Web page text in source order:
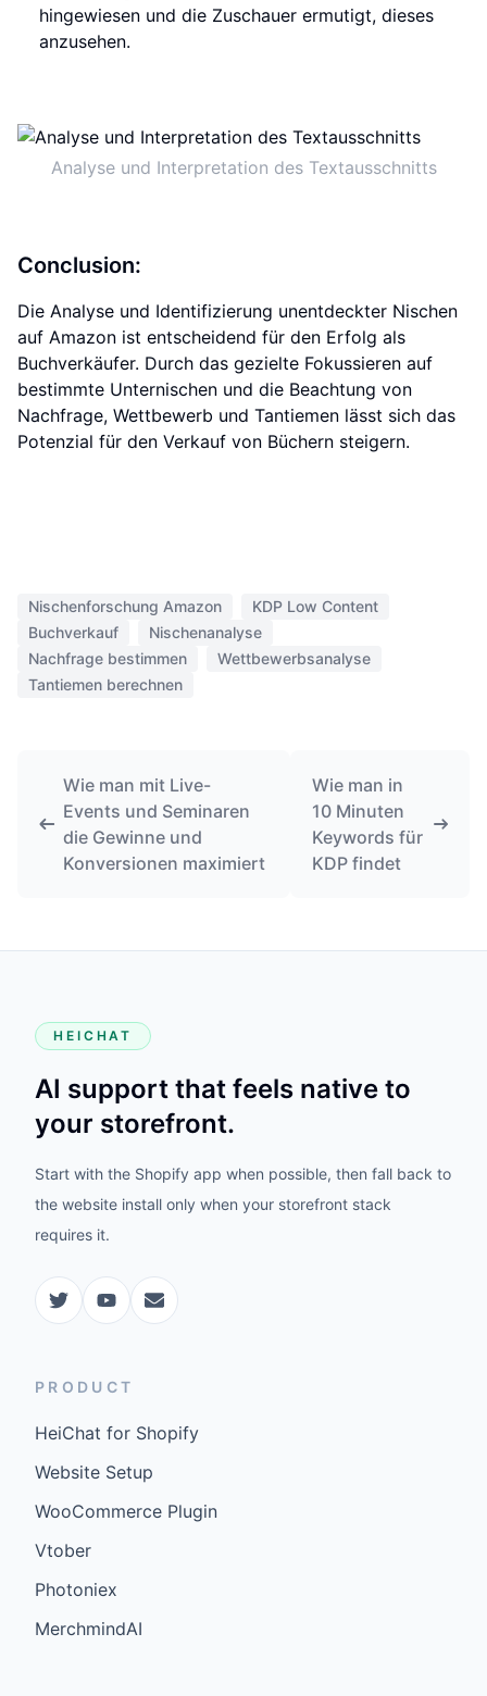
hingewiesen und die Zuschauer ermutigt, dieses
anzusehen.
Analyse und Interpretation des Textausschnitts
Conclusion:
Die Analyse und Identifizierung unentdeckter Nischen
auf Amazon ist entscheidend für den Erfolg als
Buchverkäufer. Durch das gezielte Fokussieren auf
bestimmte Unternischen und die Beachtung von
Nachfrage, Wettbewerb und Tantiemen lässt sich das
Potenzial für den Verkauf von Büchern steigern.
Nischenforschung Amazon
KDP Low Content
Buchverkauf
Nischenanalyse
Nachfrage bestimmen
Wettbewerbsanalyse
Tantiemen berechnen
Wie man mit Live-
Events und Seminaren
die Gewinne und
Konversionen maximiert
Wie man in
10 Minuten
Keywords für
KDP findet
HEICHAT
AI support that feels native to
your storefront.
Start with the Shopify app when possible, then fall back to
the website install only when your storefront stack
requires it.
PRODUCT
HeiChat for Shopify
Website Setup
WooCommerce Plugin
Vtober
Photoniex
MerchmindAI